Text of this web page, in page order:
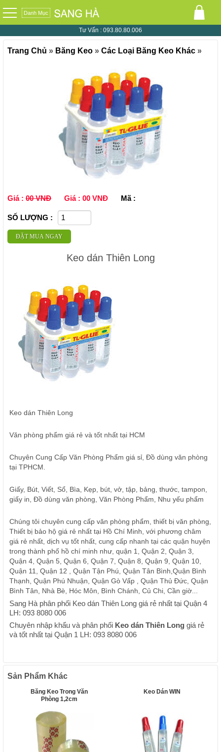
Danh Mục
Tư Vấn : 093.80.80.006
Trang Chủ » Băng Keo » Các Loại Băng Keo Khác »
Giá : 00 VNĐ Giá : 00 VNĐ Mã :
SỐ LƯỢNG :
ĐẶT MUA NGAY
Keo dán Thiên Long
Keo dán Thiên Long
Văn phòng phẩm giá rẻ và tốt nhất tại HCM
Chuyên Cung Cấp Văn Phòng Phẩm giá sỉ, Đồ dùng văn phòng
tại TPHCM.
Giấy, Bút, Viết, Sổ, Bìa, Kẹp, bút, vở, tập, bảng, thước, tampon,
giấy in, Đồ dùng văn phòng, Văn Phòng Phẩm, Nhu yếu phẩm
Chúng tôi chuyên cung cấp văn phòng phẩm, thiết bị văn phòng,
Thiết bị bảo hộ giá rẻ nhất tại Hồ Chí Minh, với phương châm
giá rẻ nhất, dịch vụ tốt nhất, cung cấp nhanh tại các quận huyện
trong thành phố hồ chí minh như, quận 1, Quận 2, Quận 3,
Quận 4, Quận 5, Quận 6, Quận 7, Quận 8, Quận 9, Quận 10,
Quận 11, Quận 12 , Quận Tận Phú, Quận Tân Bình,Quận Bình
Thạnh, Quận Phú Nhuận, Quận Gò Vấp , Quận Thủ Đức, Quận
Bình Tân, Nhà Bè, Hóc Môn, Bình Chánh, Củ Chi, Cần giờ...
Sang Hà phân phối Keo dán Thiên Long giá rẻ nhất tại Quận 4
LH: 093 8080 006
Chuyên nhập khẩu và phân phối Keo dán Thiên Long giá rẻ
và tốt nhất tại Quận 1 LH: 093 8080 006
Sản Phẩm Khác
Băng Keo Trong Văn
Phòng 1,2cm
Keo Dán WIN